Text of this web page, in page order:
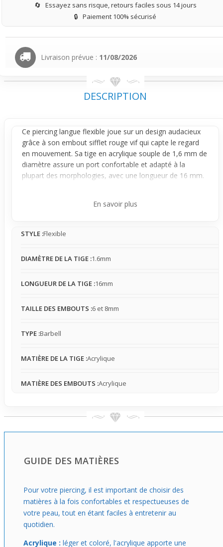
🔄 Essayez sans risque, retours faciles sous 14 jours
🔒 Paiement 100% sécurisé
Livraison prévue : 11/08/2026
DESCRIPTION
Ce piercing langue flexible joue sur un design audacieux
grâce à son embout sifflet rouge vif qui capte le regard
en mouvement. Sa tige en acrylique souple de 1,6 mm de
diamètre assure un port confortable et adapté à la
plupart des morphologies, avec une longueur de 16 mm.
look moderne et original.
ne bougeant pas excessivement, mais il devient visible
d'attention sans être envahissant. Le contact de la tige
selon chaque utilisateur. L'embout sifflet apporte une
les mouvements naturels de la bouche.
pratique et stylé pour un usage quotidien modéré. Tu
il apporte un détail fun à ton look sans en faire trop. Sa
t’aidera à vivre ton style avec assurance tout en
En savoir plus
STYLE :Flexible
DIAMÈTRE DE LA TIGE :1.6mm
LONGUEUR DE LA TIGE :16mm
TAILLE DES EMBOUTS :6 et 8mm
TYPE :Barbell
MATIÈRE DE LA TIGE :Acrylique
MATIÈRE DES EMBOUTS :Acrylique
GUIDE DES MATIÈRES
Pour votre piercing, il est important de choisir des
matières à la fois confortables et respectueuses de
votre peau, tout en étant faciles à entretenir au
quotidien.
Acrylique : léger et coloré, l'acrylique apporte une